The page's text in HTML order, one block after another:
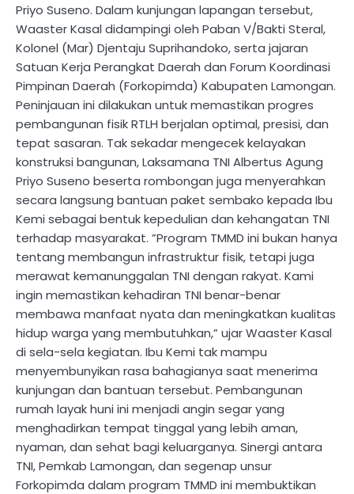
Priyo Suseno. ​Dalam kunjungan lapangan tersebut,
Waaster Kasal didampingi oleh Paban V/Bakti Steral,
Kolonel (Mar) Djentaju Suprihandoko, serta jajaran
Satuan Kerja Perangkat Daerah dan Forum Koordinasi
Pimpinan Daerah (Forkopimda) Kabupaten Lamongan.
​Peninjauan ini dilakukan untuk memastikan progres
pembangunan fisik RTLH berjalan optimal, presisi, dan
tepat sasaran. Tak sekadar mengecek kelayakan
konstruksi bangunan, Laksamana TNI Albertus Agung
Priyo Suseno beserta rombongan juga menyerahkan
secara langsung bantuan paket sembako kepada Ibu
Kemi sebagai bentuk kepedulian dan kehangatan TNI
terhadap masyarakat. ​”Program TMMD ini bukan hanya
tentang membangun infrastruktur fisik, tetapi juga
merawat kemanunggalan TNI dengan rakyat. Kami
ingin memastikan kehadiran TNI benar-benar
membawa manfaat nyata dan meningkatkan kualitas
hidup warga yang membutuhkan,” ujar Waaster Kasal
di sela-sela kegiatan. ​Ibu Kemi tak mampu
menyembunyikan rasa bahagianya saat menerima
kunjungan dan bantuan tersebut. Pembangunan
rumah layak huni ini menjadi angin segar yang
menghadirkan tempat tinggal yang lebih aman,
nyaman, dan sehat bagi keluarganya. ​Sinergi antara
TNI, Pemkab Lamongan, dan segenap unsur
Forkopimda dalam program TMMD ini membuktikan